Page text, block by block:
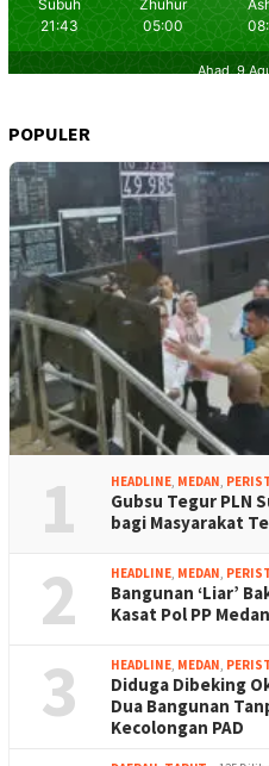
POPULER
1 HEADLINE, MEDAN,
Gubsu Tegur PLN
bagi Masyarakat
2 HEADLINE, MEDAN,
Bangunan ‘Liar’
Kasat Pol PP
3 HEADLINE, MEDAN,
Diduga Dibeking
Dua Bangunan
Kecolongan PAD